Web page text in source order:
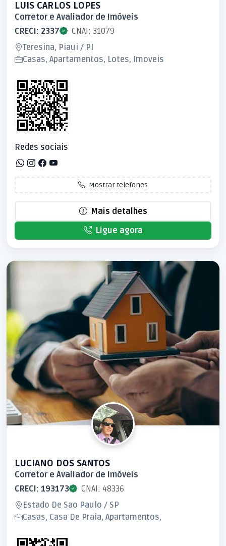
LUIS CARLOS LOPES
Corretor e Avaliador de Imóveis
CRECI: 2337
CNAI: 31079
Teresina, Piaui / PI
Casas, Apartamentos, Lotes, Imoveis
Redes sociais
Mostrar telefones
Mais detalhes
Ligue agora
LUCIANO DOS SANTOS
Corretor e Avaliador de Imóveis
CRECI: 193173
CNAI: 48336
Estado De Sao Paulo / SP
Casas, Casa De Praia, Apartamentos,